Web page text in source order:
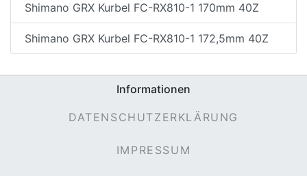
Shimano GRX Kurbel FC-RX810-1 170mm 40Z
Shimano GRX Kurbel FC-RX810-1 172,5mm 40Z
Informationen
DATENSCHUTZERKLÄRUNG
IMPRESSUM